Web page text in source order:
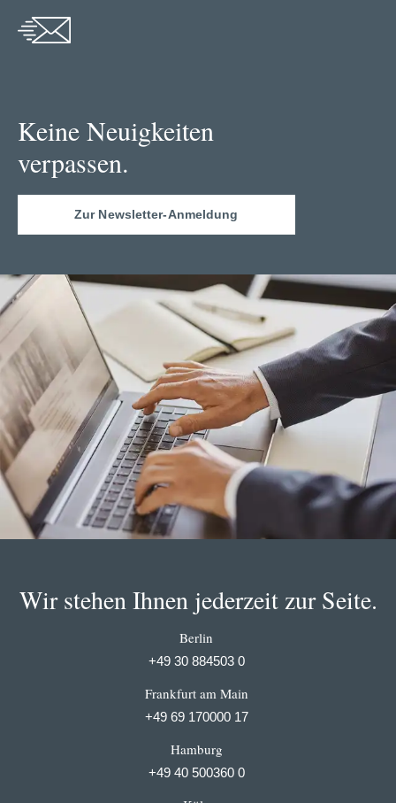
Keine Neuigkeiten
verpassen.
Zur Newsletter-Anmeldung
Wir stehen Ihnen jederzeit zur Seite.
Berlin
+49 30 884503 0
Frankfurt am Main
+49 69 170000 17
Hamburg
+49 40 500360 0